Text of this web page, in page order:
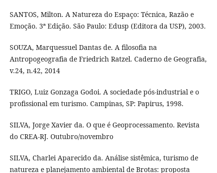
SANTOS, Milton. A Natureza do Espaço: Técnica, Razão e
Emoção. 3ª Edição. São Paulo: Edusp (Editora da USP), 2003.
SOUZA, Marquessuel Dantas de. A filosofia na
Antropogeografia de Friedrich Ratzel. Caderno de Geografia,
v.24, n.42, 2014
TRIGO, Luiz Gonzaga Godoi. A sociedade pós-industrial e o
profissional em turismo. Campinas, SP: Papirus, 1998.
SILVA, Jorge Xavier da. O que é Geoprocessamento. Revista
do CREA-RJ. Outubro/novembro
SILVA, Charlei Aparecido da. Análise sistêmica, turismo de
natureza e planejamento ambiental de Brotas: proposta